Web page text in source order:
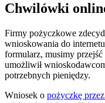
Chwilówki
Firmy pożyczkowe
wnioskowania do
formularz, musimy
umożliwił
potrzebnych pieniędzy.
Wniosek o pożyczkę